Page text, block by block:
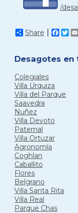
/
Share
Desagotes en
Colegiales
Villa Urquiza
Villa del Parque
Saavedra
Nuñez
Villa Devoto
Paternal
Villa Ortuzar
Agronomía
Coghlan
Caballito
Flores
Belgrano
Villa Santa Rita
Villa Real
Parque Chas